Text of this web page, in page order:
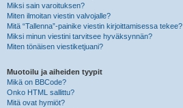
Miksi sain varoituksen?
Miten ilmoitan viestin valvojalle?
Mitä “Tallenna”-painike viestin kirjoittamisessa tekee?
Miksi minun viestini tarvitsee hyväksynnän?
Miten tönäisen viestiketjuani?
Muotoilu ja aiheiden tyypit
Mikä on BBCode?
Onko HTML sallittu?
Mitä ovat hymiöt?